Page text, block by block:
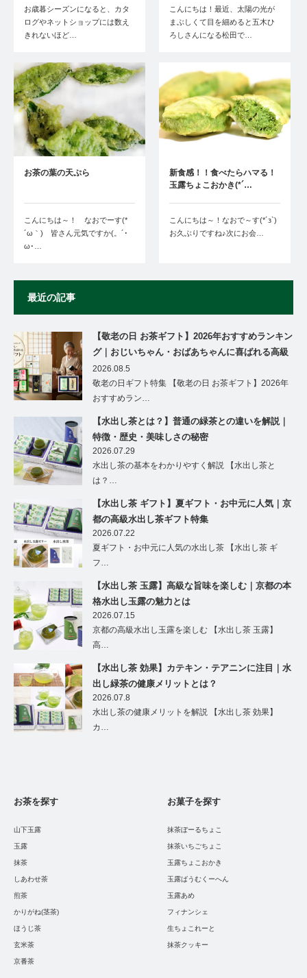
お歳暮シーズンになると、カタ
ログやネットショップには数え
きれないほど…
こんにちは！最近、太陽の光が
まぶしくて目を細めると五木ひ
ろしさんになる松田で…
お茶の葉の天ぷら
こんにちは～！ なおでーす(*
´ω｀) 皆さん元気ですか(。´･
ω･…
新食感！！食べたらハマる！
玉露ちょこおかき(*´…
こんにちは～！なおで～す(*´з`)
お久ぶりですね♪次にお会…
最近の記事
【敬老の日 お茶ギフト】2026年おすすめランキン
グ｜おじいちゃん・おばあちゃんに喜ばれる高級
茶ギフト特集
2026.08.5
敬老の日ギフト特集 【敬老の日 お茶ギフト】2026年
おすすめラン…
【水出し茶とは？】普通の緑茶との違いを解説｜
特徴・歴史・美味しさの秘密
2026.07.29
水出し茶の基本をわかりやすく解説 【水出し茶と
は？…
【水出し茶 ギフト】夏ギフト・お中元に人気｜京
都の高級水出し茶ギフト特集
2026.07.22
夏ギフト・お中元に人気の水出し茶 【水出し茶 ギ
フ…
【水出し茶 玉露】高級な旨味を楽しむ｜京都の本
格水出し玉露の魅力とは
2026.07.15
京都の高級水出し玉露を楽しむ 【水出し茶 玉露】
高…
【水出し茶 効果】カテキン・テアニンに注目｜水
出し緑茶の健康メリットとは？
2026.07.8
水出し茶の健康メリットを解説 【水出し茶 効果】
カ…
お茶を探す
山下玉露
玉露
抹茶
しあわせ茶
煎茶
かりがね(茎茶)
ほうじ茶
玄米茶
京番茶
お菓子を探す
抹茶ぼーるちょこ
抹茶いちごちょこ
玉露ちょこおかき
玉露ばうむくーへん
玉露あめ
フィナンシェ
生ちょこれーと
抹茶クッキー